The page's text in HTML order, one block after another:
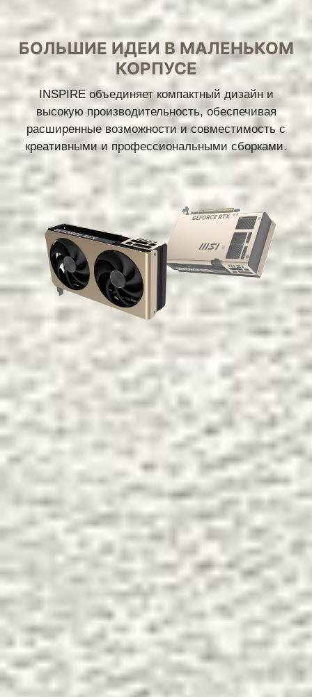
БОЛЬШИЕ ИДЕИ В МАЛЕНЬКОМ
КОРПУСЕ
INSPIRE объединяет компактный дизайн и
высокую производительность, обеспечивая
расширенные возможности и совместимость с
креативными и профессиональными сборками.